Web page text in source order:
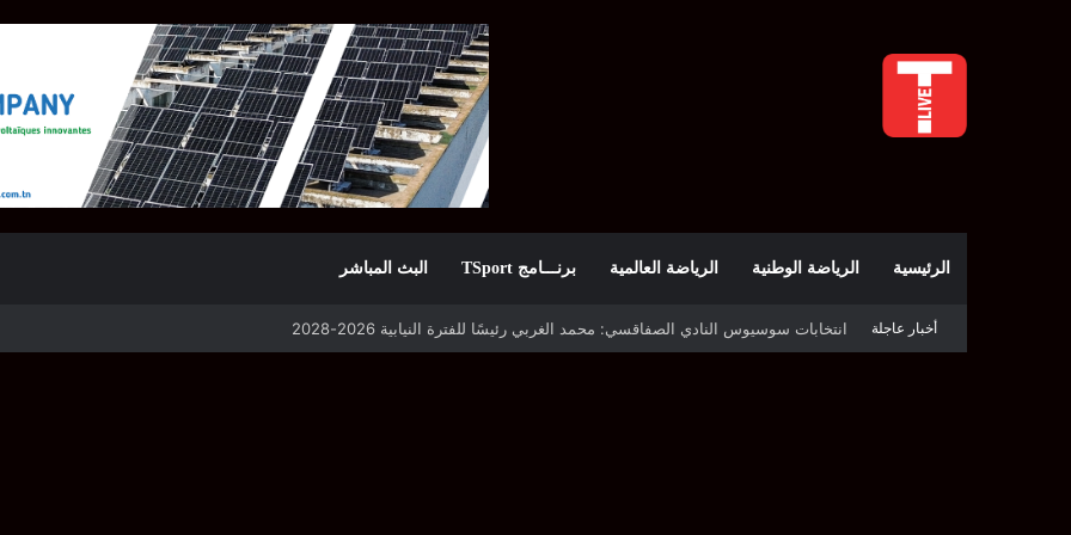
الرئيسية الرياضة الوطنية الرياضة العالمية برنـــامج TSport البث المباشر
أخبار عاجلة